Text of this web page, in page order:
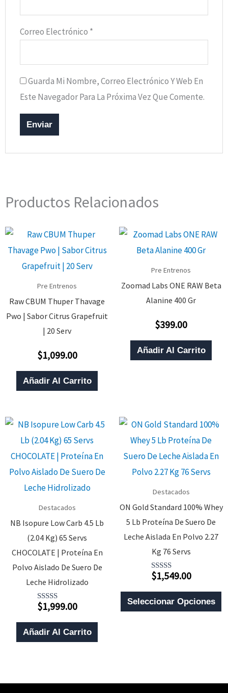
Correo Electrónico *
Guarda Mi Nombre, Correo Electrónico Y Web En
Este Navegador Para La Próxima Vez Que Comente.
Productos Relacionados
Pre Entrenos
Raw CBUM Thuper Thavage
Pwo | Sabor Citrus Grapefruit
| 20 Serv
Valorado
Con
0
De
5
$1,099.00
Añadir Al Carrito
Pre Entrenos
Zoomad Labs ONE RAW Beta
Alanine 400 Gr
Valorado
0
De
5
$399.00
Añadir Al Carrito
Destacados
NB Isopure Low Carb 4.5 Lb
(2.04 Kg) 65 Servs
CHOCOLATE | Proteína En
Polvo Aislado De Suero De
Leche Hidrolizado
Valorado
Con
4.50
De 5
$1,999.00
Añadir Al Carrito
Destacados
ON Gold Standard 100% Whey
5 Lb Proteína De Suero De
Leche Aislada En Polvo 2.27
Kg 76 Servs
Valorado
5.00
De 5
$1,549.00
Seleccionar Opciones